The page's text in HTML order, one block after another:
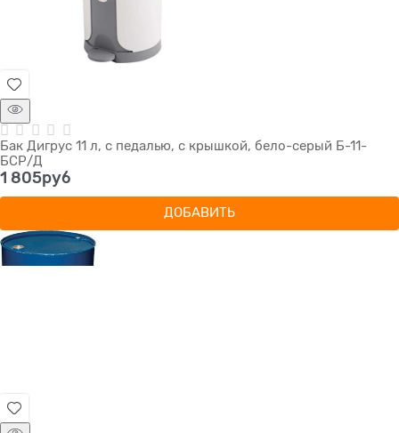
Бак Дигрус 11 л, с педалью, с крышкой, бело-серый Б-11-
БСР/Д
1 805руб
ДОБАВИТЬ